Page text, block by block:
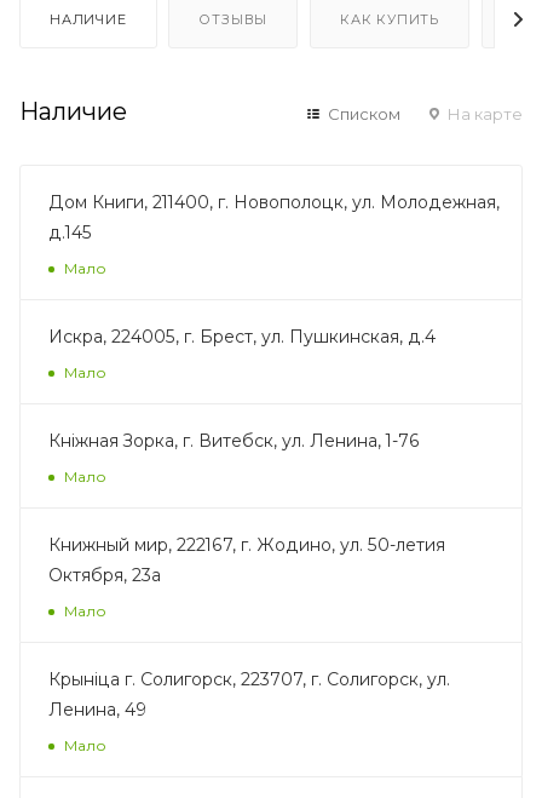
НАЛИЧИЕ ОТЗЫВЫ КАК КУПИТЬ
Наличие Списком На карте
Дом Книги, 211400, г. Новополоцк, ул. Молодежная,
д.145
Мало
Искра, 224005, г. Брест, ул. Пушкинская, д.4
Мало
Кнiжная Зорка, г. Витебск, ул. Ленина, 1-76
Мало
Книжный мир, 222167, г. Жодино, ул. 50-летия
Октября, 23а
Мало
Крынiца г. Солигорск, 223707, г. Солигорск, ул.
Ленина, 49
Мало